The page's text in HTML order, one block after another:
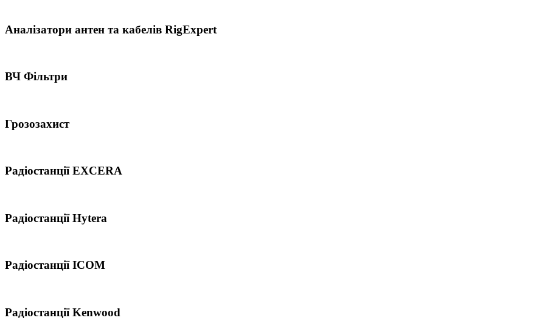
Аналізатори антен та кабелів RigExpert
ВЧ Фільтри
Грозозахист
Радіостанції EXCERA
Радіостанції Hytera
Радіостанції ICOM
Радіостанції Kenwood